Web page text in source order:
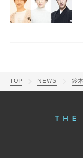
TOP NEWS